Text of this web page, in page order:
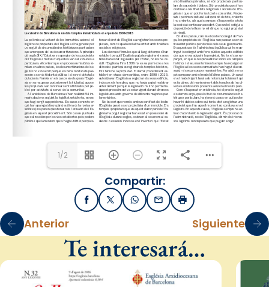
1/2
Compartir:
FacebookX / TwitterWhatsApp
EmailImprimir
Anterior Siguiente
Te interesará…